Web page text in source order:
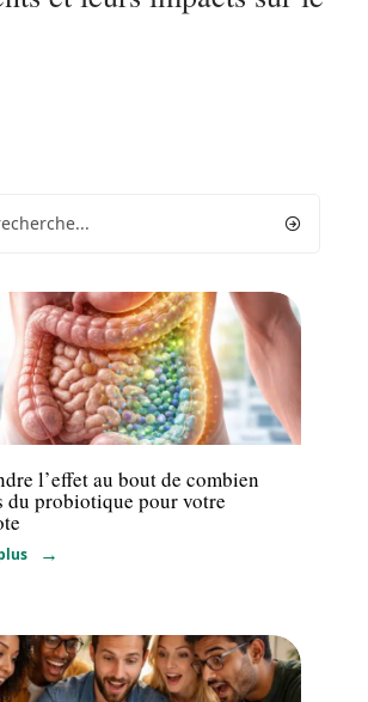
l’effet au bout de combien
du probiotique pour votre